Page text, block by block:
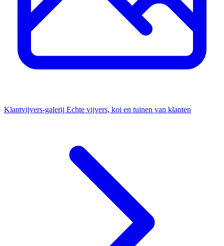
Klantvijvers-galerij Echte vijvers, koi en tuinen van klanten